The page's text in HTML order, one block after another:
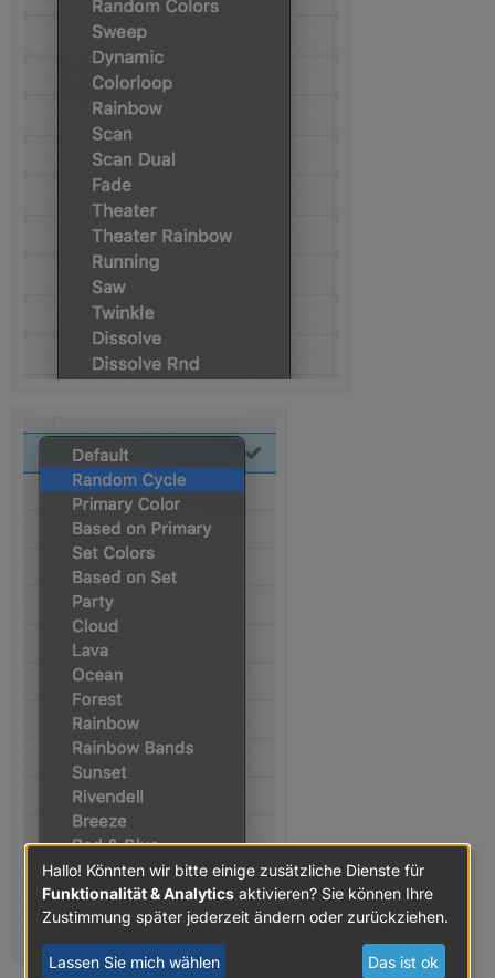
Hallo! Könnten wir bitte einige zusätzliche Dienste für
Funktionalität & Analytics aktivieren? Sie können Ihre
Zustimmung später jederzeit ändern oder zurückziehen.
Lassen Sie mich wählen Das ist ok